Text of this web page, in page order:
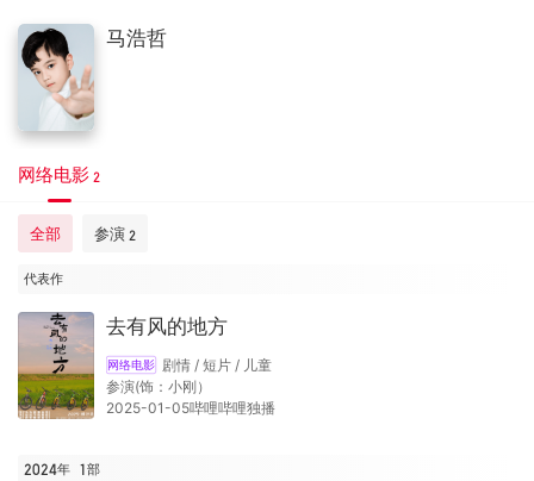
马浩哲
网络电影 2
全部 参演 2
代表作
去有风的地方
网络电影 剧情 / 短片 / 儿童
参演(饰：小刚）
2025-01-05哔哩哔哩独播
2024年 1部